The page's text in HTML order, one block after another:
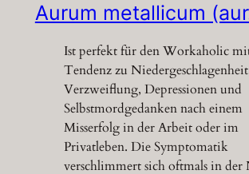
Aurum metallicum
Ist perfekt für den Workaholic
Tendenz zu
Verzweiflung, Depressionen und
Selbstmordgedanken nach einem
Misserfolg in der Arbeit oder im
Privatleben. Die Symptomatik
verschlimmert sich oftmals in der